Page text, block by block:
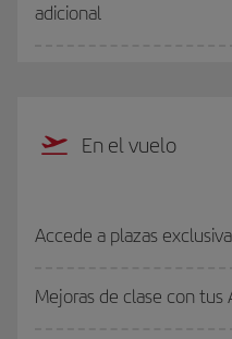
adicional
En el vuelo
Accede a plazas
Mejoras de clase con tus